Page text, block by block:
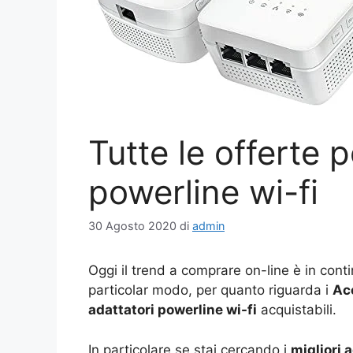
Tutte le offerte
powerline wi-fi
30 Agosto 2020 di admin
Oggi il trend a comprare on-line è in
particolar modo, per quanto riguarda i
adattatori powerline wi-fi acquistabili.
In particolare se stai cercando i migliori